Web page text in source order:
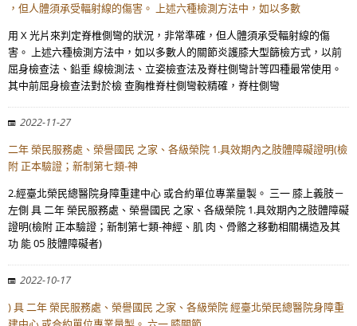
，但人體須承受輻射線的傷害。 上述六種檢測方法中，如以多數
用 X 光片來判定脊椎側彎的狀況，非常準確，但人體須承受輻射線的傷
害。 上述六種檢測方法中，如以多數人的關節炎護膝大型篩檢方式，以前
屈身檢查法、鉛垂 線檢測法、立姿檢查法及脊柱側彎計等四種最常使用。
其中前屈身檢查法對於檢 查胸椎脊柱側彎較精確，脊柱側彎
2022-11-27
二年 榮民服務處、榮譽國民 之家、各級榮院 1.具效期內之肢體障礙證明(檢
附 正本驗證；新制第七類-神
2.經臺北榮民總醫院身障重建中心 或合約單位專業量製。 三一 膝上義肢－
左側 具 二年 榮民服務處、榮譽國民 之家、各級榮院 1.具效期內之肢體障礙
證明(檢附 正本驗證；新制第七類-神經、肌 肉、骨骼之移動相關構造及其
功 能 05 肢體障礙者)
2022-10-17
) 具 二年 榮民服務處、榮譽國民 之家、各級榮院 經臺北榮民總醫院身障重